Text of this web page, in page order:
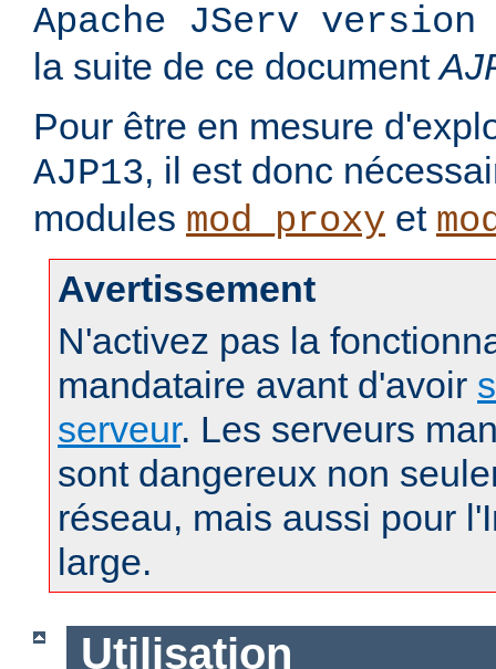
Apache JServ
la suite de ce document
Pour être en mesure
AJP13, il est donc
modules mod_proxy et
Avertissement
N'activez pas la
mandataire avant d'avoir
serveur. Les serveurs
sont dangereux non
réseau, mais aussi pour
large.
Utilisation